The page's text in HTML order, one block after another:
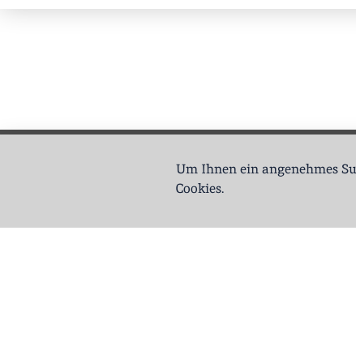
Um Ihnen ein angenehmes
Cookies.